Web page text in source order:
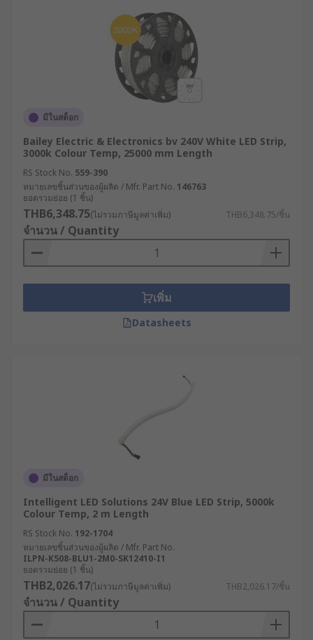
end of the rating. Most often, the higher the IP
Rating, the more expensive the LED strip due to
the manufacturing of the water-tight
LED Lighting Strips work alongside LED lighting
drivers (power supply) & controllers. There are
various interfaces to control LED strips, such as
wall-mounted dimmers and colour wheels, and
remote controls with various functions. These
can be purchased separately at RS."
มีในสต็อก
Bailey Electric & Electronics bv 240V White LED Strip,
3000k Colour Temp, 25000 mm Length
RS Stock No. 559-390
หมายเลขชิ้นส่วนของผู้ผลิต / Mfr. Part No. 146763
ยอดรวมย่อย (1 ชิ้น)
THB6,348.75(ไม่รวมภาษีมูลค่าเพิ่ม) THB6,348.75/ชิ้น
จำนวน / Quantity
เพิ่ม
Datasheets
มีในสต็อก
Intelligent LED Solutions 24V Blue LED Strip, 5000k
Colour Temp, 2 m Length
RS Stock No. 192-1704
หมายเลขชิ้นส่วนของผู้ผลิต / Mfr. Part No.
ILPN-K508-BLU1-2M0-SK12410-I1
ยอดรวมย่อย (1 ชิ้น)
THB2,026.17(ไม่รวมภาษีมูลค่าเพิ่ม) THB2,026.17/ชิ้น
จำนวน / Quantity